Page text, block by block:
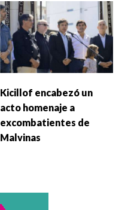
Kicillof encabezó un
acto homenaje a
excombatientes de
Malvinas